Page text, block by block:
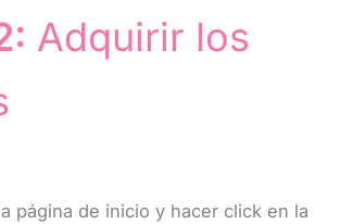
Adquirir los
página de inicio y hacer click en la